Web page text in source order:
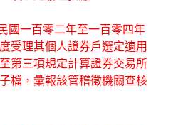
一百零二年至一百零四年
受理其個人證券戶選定適用
第三項規定計算證券交易所
檔，彙報該管稽徵機關查核